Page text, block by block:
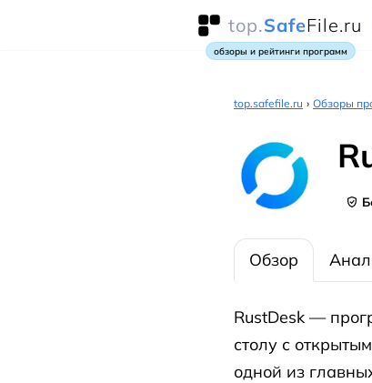
top.SafeFile.ru
обзоры и рейтинги программ
top.safefile.ru › Обзоры
Обзор
RustDesk —
столу с
одной из